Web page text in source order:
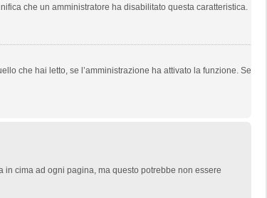
che un amministratore ha disabilitato questa caratteristica.
che hai letto, se l’amministrazione ha attivato la funzione. Se
cima ad ogni pagina, ma questo potrebbe non essere